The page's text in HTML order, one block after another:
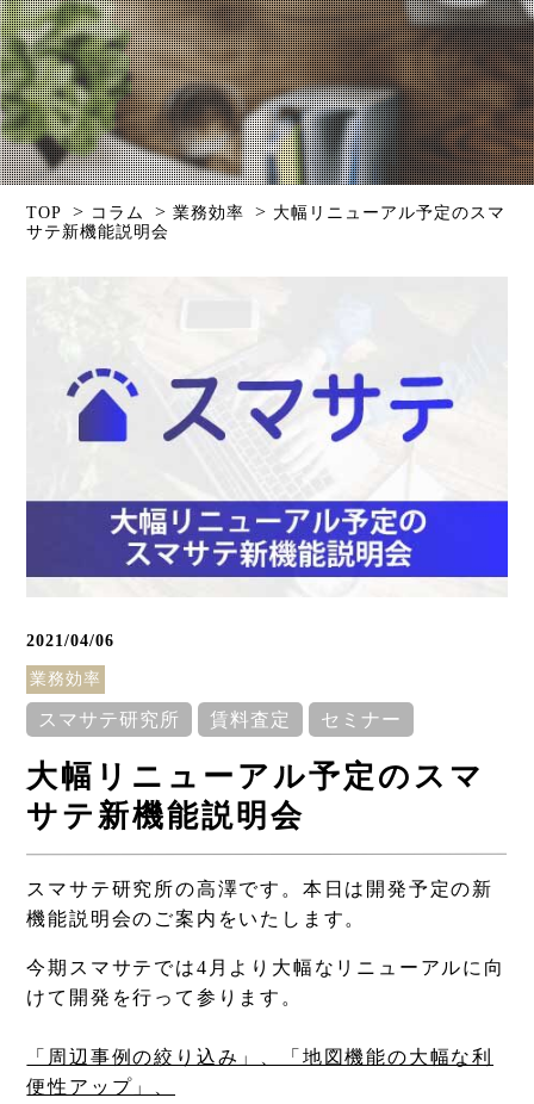
Column
コラム
TOP > コラム >業務効率 > 大幅リニューアル予定のスマ
サテ新機能説明会
2021/04/06
業務効率
スマサテ研究所 賃料査定 セミナー
大幅リニューアル予定のスマ
サテ新機能説明会
スマサテ研究所の高澤です。本日は開発予定の新
機能説明会のご案内をいたします。
今期スマサテでは4月より大幅なリニューアルに向
けて開発を行って参ります。
「周辺事例の絞り込み」、「地図機能の大幅な利
便性アップ」、